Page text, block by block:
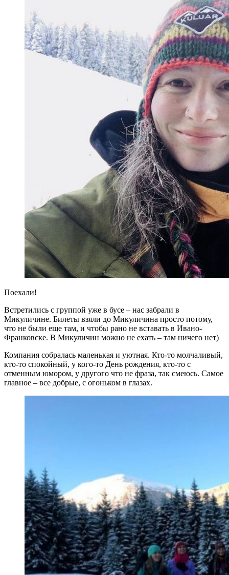
Поехали!
Встретились с группой уже в бусе – нас забрали в
Микуличине. Билеты взяли до Микуличина просто потому,
что не были еще там, и чтобы рано не вставать в Ивано-
Франковске. В Микуличин можно не ехать – там ничего нет)
Компания собралась маленькая и уютная. Кто-то молчаливый,
кто-то спокойный, у кого-то День рождения, кто-то с
отменным юмором, у другого что не фраза, так смеюсь. Самое
главное – все добрые, с огоньком в глазах.